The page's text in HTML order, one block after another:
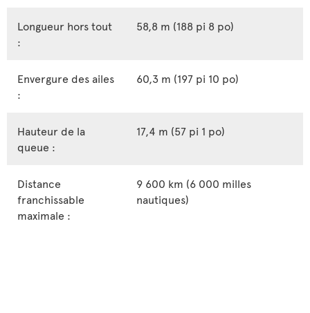
Longueur hors tout
:
58,8 m (188 pi 8 po)
Envergure des ailes
:
60,3 m (197 pi 10 po)
Hauteur de la
queue :
17,4 m (57 pi 1 po)
Distance
franchissable
maximale :
9 600 km (6 000 milles
nautiques)